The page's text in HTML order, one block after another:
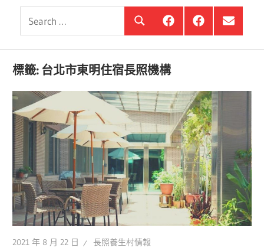
Search
銀
髮
住
宅
察
站
投
資
銀
髮,
海
選
單
項
目
標籤: 台北市東明住宿長照機構
2021 年 8 月 22 日 長照養生村情報